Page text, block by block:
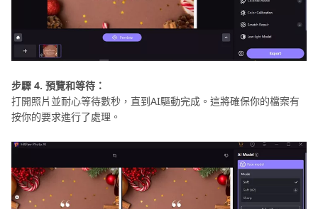
步驟 4. 預覽和等待：
打開照片並耐心等待數秒，直到AI驅動完成。這將確保你的檔案有
按你的要求進行了處理。